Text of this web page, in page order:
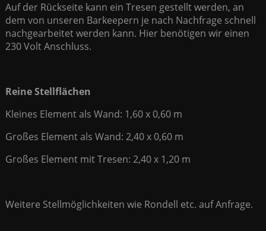
Auf der Rückseite kann ein Tresen gestellt werden, an
dem von unseren Barkeepern je nach Nachfrage schnell
nachgearbeitet werden kann. Hier benötigen wir einen
230 Volt Anschluss.
Reine Stellflächen
Kleines Element als Wand: 1,60 x 0,60 m
Großes Element als Wand: 2,40 x 0,60 m
Großes Element mit Tresen: 2,40 x 1,20 m
Weitere Stellmöglichkeiten wie Rondell etc. auf Anfrage.